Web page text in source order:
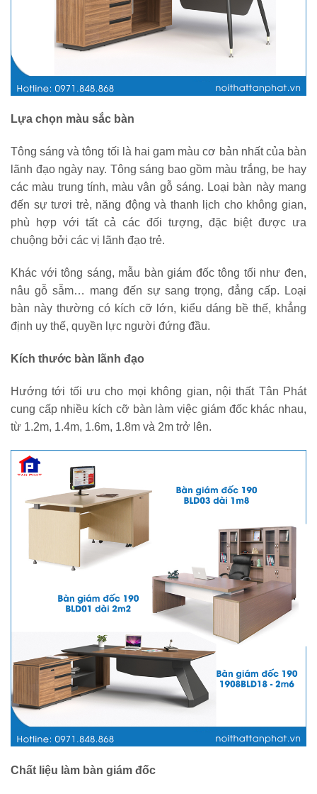
Lựa chọn màu sắc bàn
Tông sáng và tông tối là hai gam màu cơ bản nhất của bàn
lãnh đạo ngày nay. Tông sáng bao gồm màu trắng, be hay
các màu trung tính, màu vân gỗ sáng. Loại bàn này mang
đến sự tươi trẻ, năng động và thanh lịch cho không gian,
phù hợp với tất cả các đối tượng, đặc biệt được ưa
chuộng bởi các vị lãnh đạo trẻ.
Khác với tông sáng, mẫu bàn giám đốc tông tối như đen,
nâu gỗ sẫm… mang đến sự sang trọng, đẳng cấp. Loại
bàn này thường có kích cỡ lớn, kiểu dáng bề thế, khẳng
định uy thế, quyền lực người đứng đầu.
Kích thước bàn lãnh đạo
Hướng tới tối ưu cho mọi không gian, nội thất Tân Phát
cung cấp nhiều kích cỡ bàn làm việc giám đốc khác nhau,
từ 1.2m, 1.4m, 1.6m, 1.8m và 2m trở lên.
Chất liệu làm bàn giám đốc